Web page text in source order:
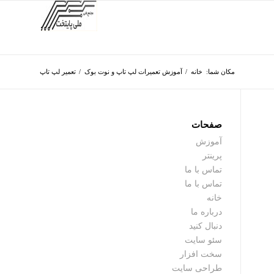
مکان شما: خانه / آموزش تعمیرات لپ تاپ و نوت بوک / تعمیر لپ تاپ
صفحات
آموزش
پرینتر
تماس با ما
تماس با ما
خانه
درباره ما
دنبال کنید
سئو سایت
سخت افزار
طراحی سایت